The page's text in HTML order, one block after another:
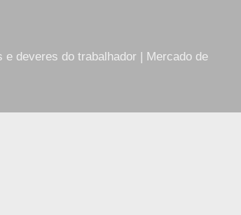
deveres do trabalhador | Mercado de